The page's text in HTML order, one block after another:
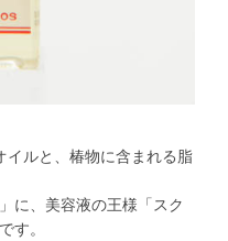
イルと、椿物に含まれる脂
に、美容液の王様「スク
す。